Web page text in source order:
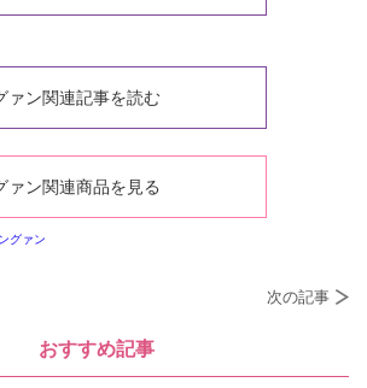
ァン関連記事を読む
ァン関連商品を見る
グァン
次の記事
おすすめ記事